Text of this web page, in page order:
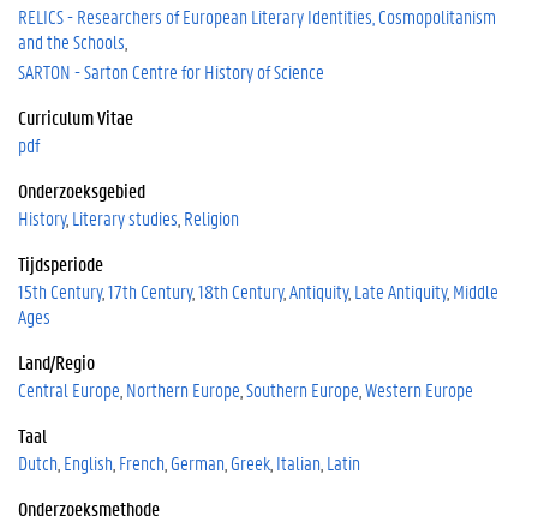
RELICS - Researchers of European Literary Identities, Cosmopolitanism
and the Schools
SARTON - Sarton Centre for History of Science
Curriculum Vitae
pdf
Onderzoeksgebied
History Literary studies Religion
Tijdsperiode
15th Century 17th Century 18th Century Antiquity Late Antiquity Middle
Ages
Land/Regio
Central Europe Northern Europe Southern Europe Western Europe
Taal
Dutch English French German Greek Italian Latin
Onderzoeksmethode